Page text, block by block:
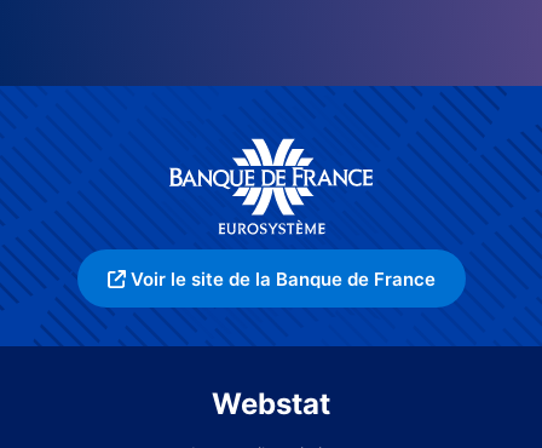
Voir le site de la Banque de France
Webstat